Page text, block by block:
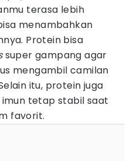
terasa lebih
menambahkan
Protein bisa
super gampang agar
mengambil camilan
itu, protein juga
tetap stabil saat
favorit.